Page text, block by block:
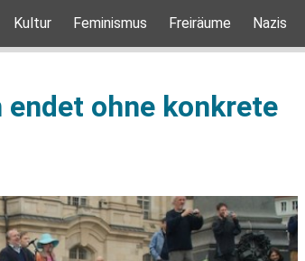
Kultur Feminismus Freiräume Nazis
ohne konkrete